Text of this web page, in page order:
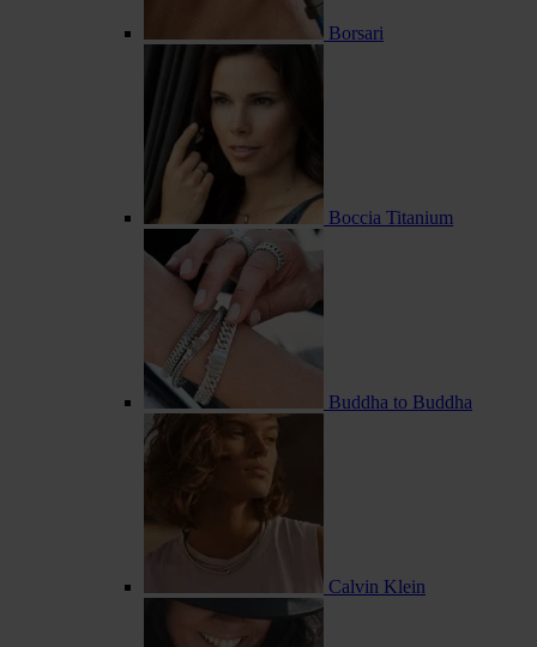
Borsari
Boccia Titanium
Buddha to Buddha
Calvin Klein